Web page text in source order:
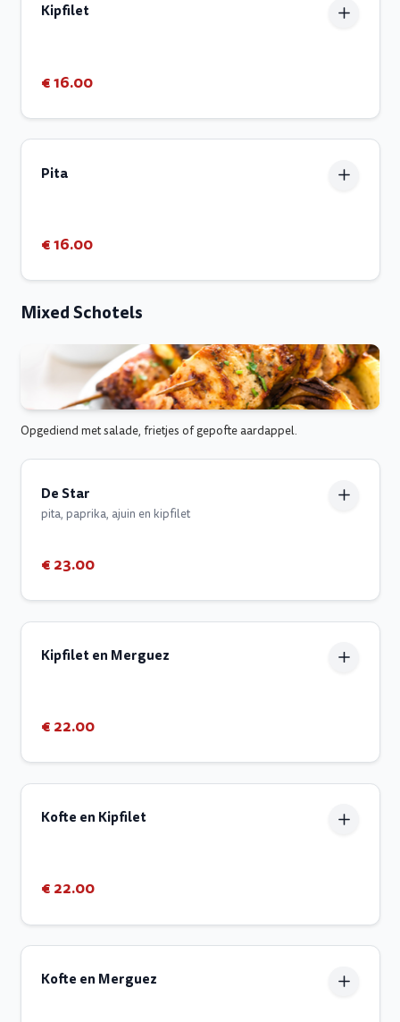
Kipfilet
€ 16.00
Pita
€ 16.00
Mixed Schotels
Opgediend met salade, frietjes of gepofte aardappel.
De Star
pita, paprika, ajuin en kipfilet
€ 23.00
Kipfilet en Merguez
€ 22.00
Kofte en Kipfilet
€ 22.00
Kofte en Merguez